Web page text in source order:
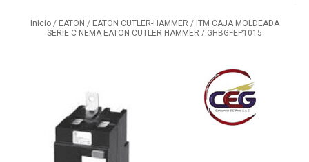
Inicio/ EATON / EATON CUTLER-HAMMER / ITM CAJA MOLDEADA
SERIE C NEMA EATON CUTLER HAMMER / GHBGFEP1015